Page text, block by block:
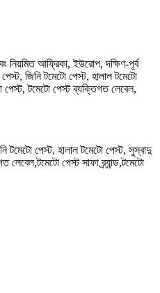
নিয়মিত আফ্রিকা, ইউরোপ, দক্ষিণ-পূর্ব
জিনি টমেটো পেস্ট, হালাল টমেটো
পেস্ট, টমেটো পেস্ট ব্যক্তিগত লেবেল,
টমেটো পেস্ট, হালাল টমেটো পেস্ট, সুস্বাদু
পেস্ট সাফা ব্র্যান্ড,টমেটো